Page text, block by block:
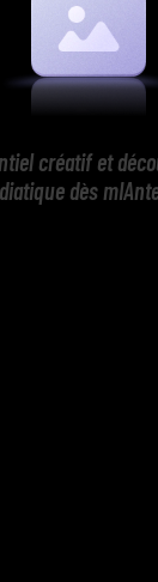
créatif et
dès